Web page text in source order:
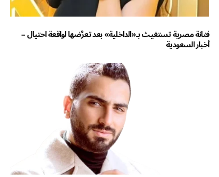
فنانة مصرية تستغيث بـ«الداخلية» بعد تعرُّضها لواقعة احتيال –
أخبار السعودية